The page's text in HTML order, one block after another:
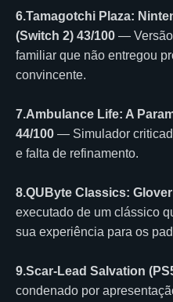
6.Tamagotchi Plaza:
(Switch 2) 43/100 — Versão
familiar que não entregou
convincente.
7.Ambulance Life: A
44/100 — Simulador
e falta de refinamento.
8.QUByte Classics: Glover
executado de um clássico
sua experiência para os
9.Scar-Lead Salvation
condenado por